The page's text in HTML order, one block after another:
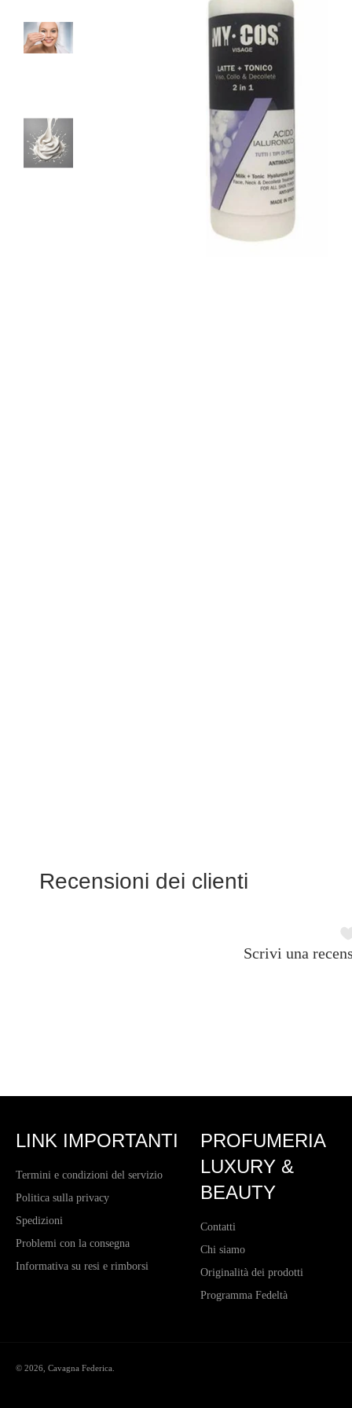
Recensioni dei clienti
Scrivi una
LINK IMPORTANTI
Termini e condizioni del servizio
Politica sulla privacy
Spedizioni
Problemi con la consegna
Informativa su resi e rimborsi
PROFUMERIA
LUXURY &
BEAUTY
Contatti
Chi siamo
Originalità dei prodotti
Programma Fedeltà
© 2026, Cavagna Federica